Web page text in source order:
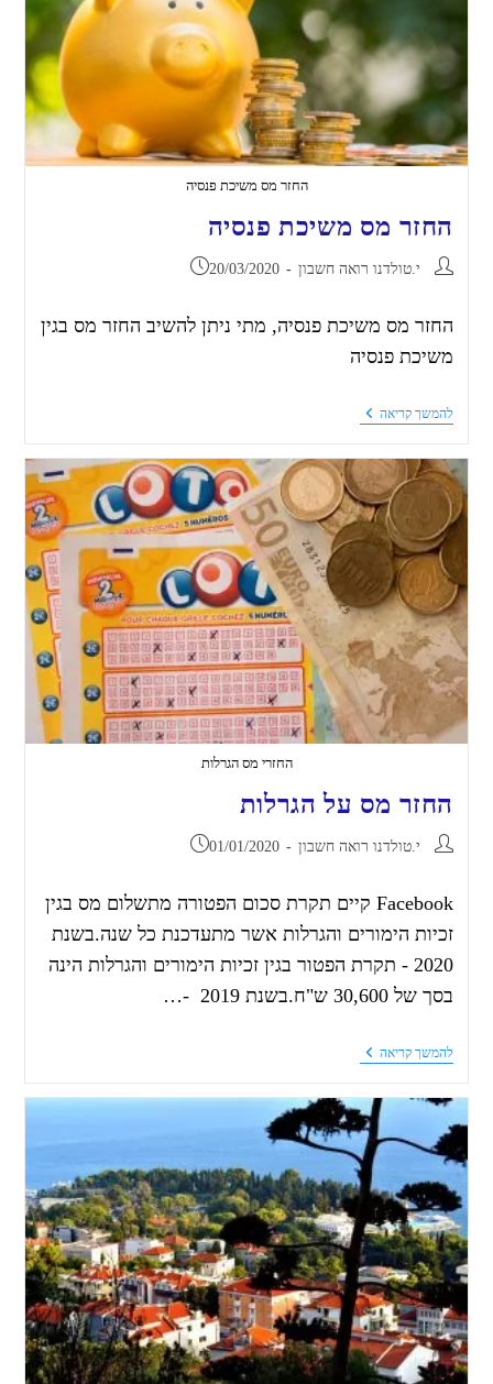
החזר מס משיכת פנסיה
החזר מס משיכת פנסיה
י.טולדנו רואה חשבון 20/03/2020
החזר מס משיכת פנסיה, מתי ניתן להשיב החזר מס בגין
משיכת פנסיה
להמשך קריאה
החזרי מס הגרלות
החזר מס על הגרלות
י.טולדנו רואה חשבון 01/01/2020
Facebook קיים תקרת סכום הפטורה מתשלום מס בגין
זכיות הימורים והגרלות אשר מתעדכנת כל שנה.בשנת
2020 - תקרת הפטור בגין זכיות הימורים והגרלות הינה
בסך של 30,600 ש"ח.בשנת 2019 -…
להמשך קריאה